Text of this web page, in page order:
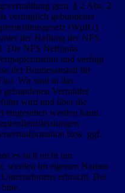
gem. § 2 Abs. 2
vertraglich gebundener
(WpIG)
der Haftung der NFS
Die NFS Netfonds
und verfügt
der Bundesanstalt für
Wir sind in das
Vermittler
wird und über die
werden kann.
bzw. ggf.
es sich nicht um
werden im eigenen Namen
erbracht. Bei